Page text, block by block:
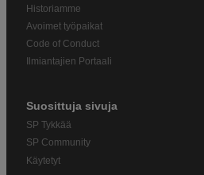
Historiamme
Avoimet työpaikat
Code of Conduct
Ilmiantajien Portaali
Suosittuja sivuja
SP Tykkää
SP Community
Käytetyt